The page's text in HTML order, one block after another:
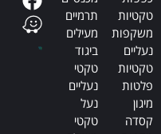
טקטיות
משקפות
נעליים
טקטיות
פלטות
מיגון
קסדה
תרמיים
מעילים
ביגוד
טקטי
נעליים
נעל
טקטי